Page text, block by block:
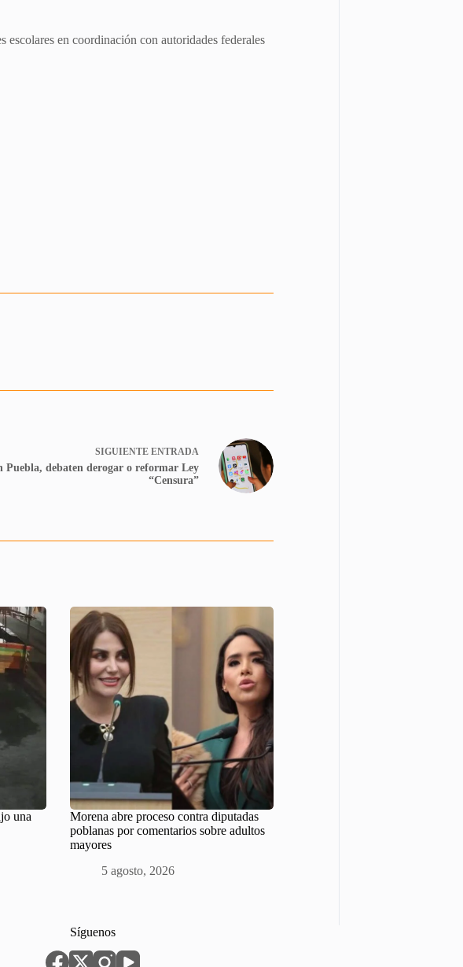
en coordinación con autoridades federales
SIGUIENTE ENTRADA
Puebla, debaten derogar o reformar Ley
“Censura”
una
Morena abre proceso contra diputadas
poblanas por comentarios sobre adultos
mayores
5 agosto, 2026
Síguenos